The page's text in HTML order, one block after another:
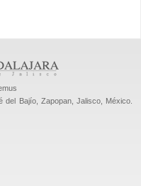
Bajío, Zapopan, Jalisco, México.